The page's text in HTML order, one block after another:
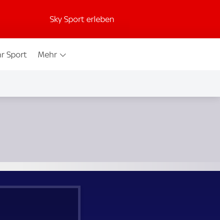
Sky Sport erleben
Sport Mehr